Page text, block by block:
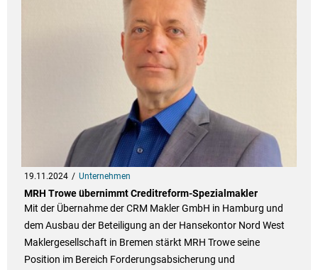
19.11.2024 Unternehmen
MRH Trowe übernimmt Creditreform-Spezialmakler
Mit der Übernahme der CRM Makler GmbH in Hamburg und
dem Ausbau der Beteiligung an der Hansekontor Nord West
Maklergesellschaft in Bremen stärkt MRH Trowe seine
Position im Bereich Forderungsabsicherung und